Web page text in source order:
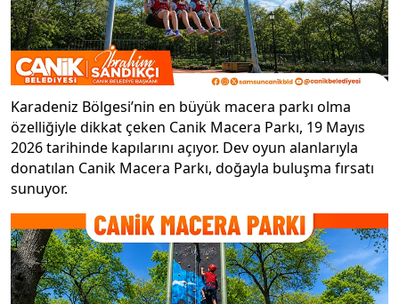
Karadeniz Bölgesi’nin en büyük macera parkı olma
özelliğiyle dikkat çeken Canik Macera Parkı, 19 Mayıs
2026 tarihinde kapılarını açıyor. Dev oyun alanlarıyla
donatılan Canik Macera Parkı, doğayla buluşma fırsatı
sunuyor.